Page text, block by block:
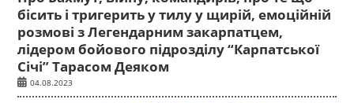
бісить і тригерить у тилу у щирій, емоційній
розмові з Легендарним закарпатцем,
лідером бойового підрозділу “Карпатської
Січі” Тарасом Деяком
04.08.2023